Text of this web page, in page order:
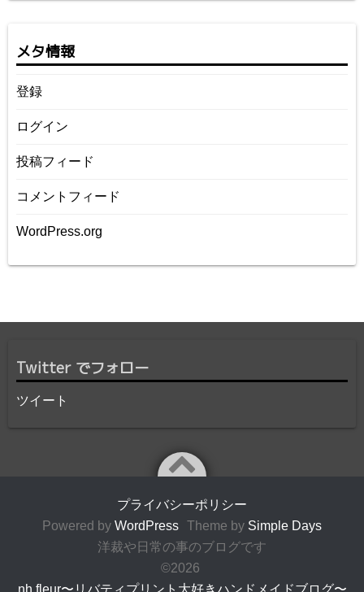
メタ情報
登録
ログイン
投稿フィード
コメントフィード
WordPress.org
Twitter でフォロー
ツイート
プライバシーポリシー
Powered by WordPress Theme by Simple Days
洋裁や日常の事のブログです
©2026